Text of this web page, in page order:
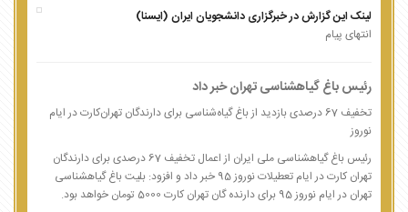
لینک این گزارش در خبرگزاری دانشجویان ایران (ایسنا)
انتهای پیام
رئیس باغ گیاهشناسی تهران خبر داد
تخفیف 67 درصدی بازدید از باغ گیاه‌شناسی برای دارندگان تهران‌کارت در ایام
نوروز
رئیس باغ گیاهشناسی ملی ایران از اعمال تخفیف 67 درصدی برای دارندگان
تهران کارت در ایام تعطیلات نوروز 95 خبر داد و افزود: بلیت باغ گیاهشناسی
تهران در ایام نوروز 95 برای دارنده گان تهران کارت 5000 تومان خواهد بود.